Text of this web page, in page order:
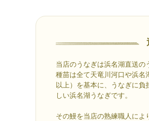
当店のうなぎは浜名湖直送の
種苗は全て天竜川河口や浜名
以上）を基本に、うなぎに
しい浜名湖うなぎです。
その鰻を当店の熟練職人によ